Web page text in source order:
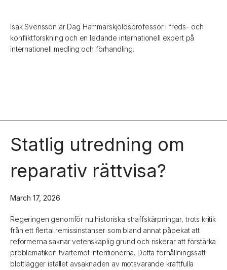
Isak Svensson är Dag Hammarskjöldsprofessor i freds- och
konfliktforskning och en ledande internationell expert på
internationell medling och förhandling.
Statlig utredning om
reparativ rättvisa?
March 17, 2026
Regeringen genomför nu historiska straffskärpningar, trots kritik
från ett flertal remissinstanser som bland annat påpekat att
reformerna saknar vetenskaplig grund och riskerar att förstärka
problematiken tvärtemot intentionerna. Detta förhållningssätt
blottlägger istället avsaknaden av motsvarande kraftfulla